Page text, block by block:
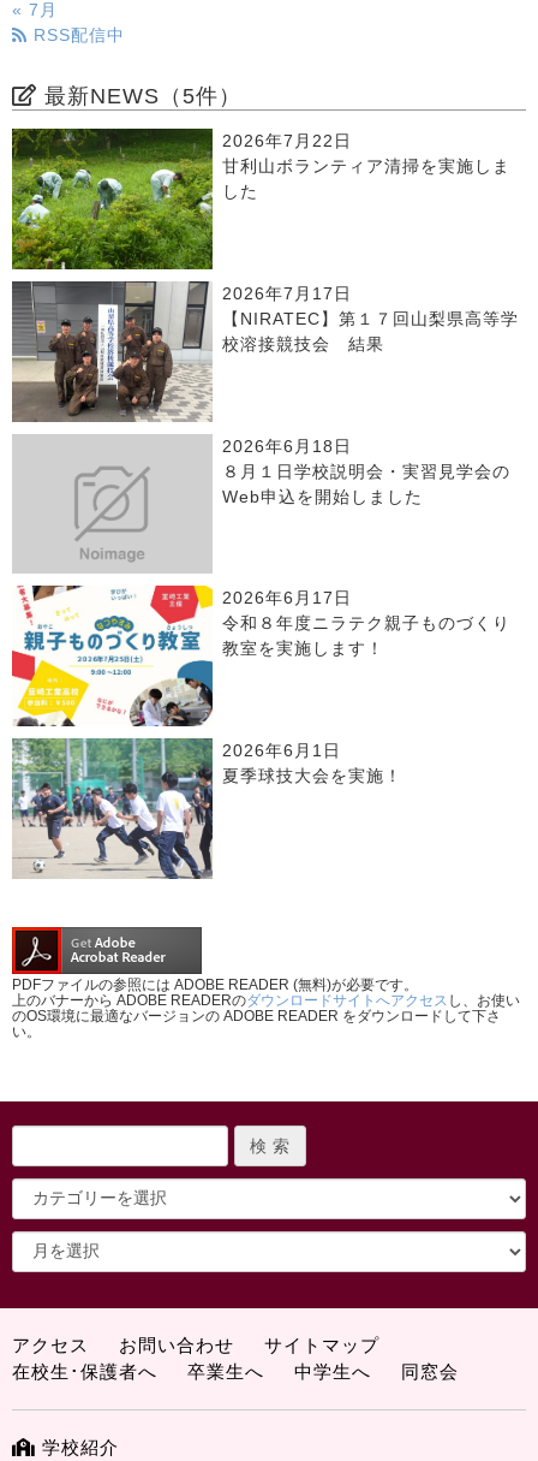
« 7月
RSS配信中
最新NEWS（5件）
2026年7月22日
甘利山ボランティア清掃を実施しま
した
2026年7月17日
【NIRATEC】第１７回山梨県高等学
校溶接競技会 結果
2026年6月18日
８月１日学校説明会・実習見学会の
Web申込を開始しました
2026年6月17日
令和８年度ニラテク親子ものづくり
教室を実施します！
2026年6月1日
夏季球技大会を実施！
PDFファイルの参照には ADOBE READER (無料)が必要です。
上のバナーから ADOBE READERのダウンロードサイトへアクセス し、お使い
のOS環境に最適なバージョンの ADOBE READER をダウンロードして下さ
い。
アクセス お問い合わせ
サイトマップ
在校生･保護者へ
卒業生へ 中学生へ 同窓会
学校紹介